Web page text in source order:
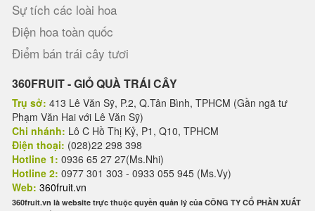
Sự tích các loài hoa
Điện hoa toàn quốc
Điểm bán trái cây tươi
360FRUIT - GIỎ QUÀ TRÁI CÂY
Trụ sở: 413 Lê Văn Sỹ, P.2, Q.Tân Bình, TPHCM (Gần ngã tư
Phạm Văn Hai với Lê Văn Sỹ)
Chi nhánh: Lô C Hồ Thị Kỷ, P1, Q10, TPHCM
Điện thoại: (028)22 298 398
Hotline 1: 0936 65 27 27(Ms.Nhi)
Hotline 2: 0977 301 303 - 0933 055 945 (Ms.Vy)
Web: 360fruit.vn
360fruit.vn là website trực thuộc quyền quản lý của CÔNG TY CỔ PHẦN XUẤT